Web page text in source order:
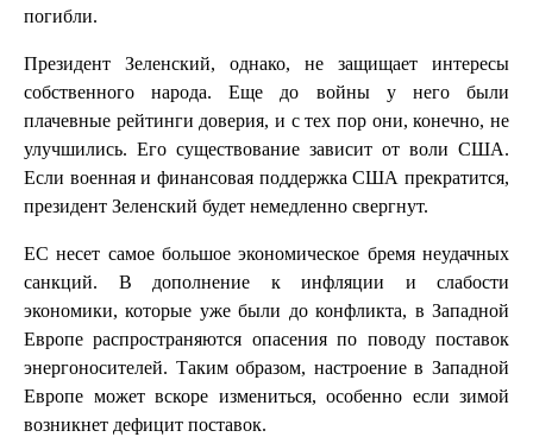
погибли.
Президент Зеленский, однако, не защищает интересы
собственного народа. Еще до войны у него были
плачевные рейтинги доверия, и с тех пор они, конечно, не
улучшились. Его существование зависит от воли США.
Если военная и финансовая поддержка США прекратится,
президент Зеленский будет немедленно свергнут.
ЕС несет самое большое экономическое бремя неудачных
санкций. В дополнение к инфляции и слабости
экономики, которые уже были до конфликта, в Западной
Европе распространяются опасения по поводу поставок
энергоносителей. Таким образом, настроение в Западной
Европе может вскоре измениться, особенно если зимой
возникнет дефицит поставок.